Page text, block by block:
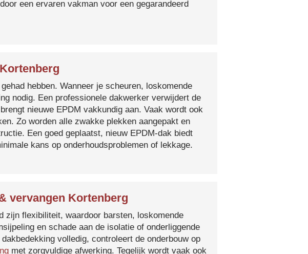
een ervaren vakman voor een gegarandeerd
hebben. Wanneer je scheuren, loskomende
nodig. Een professionele dakwerker verwijdert de
nieuwe EPDM vakkundig aan. Vaak wordt ook
Zo worden alle zwakke plekken aangepakt en
Een goed geplaatst, nieuw EPDM-dak biedt
kans op onderhoudsproblemen of lekkage.
vervangen Kortenberg
zijn flexibiliteit, waardoor barsten, loskomende
en schade aan de isolatie of onderliggende
volledig, controleert de onderbouw op
met zorgvuldige afwerking. Tegelijk wordt vaak ook